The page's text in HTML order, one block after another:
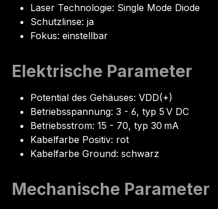
Laser Technologie: Single Mode Diode
Schutzlinse: ja
Fokus: einstellbar
Elektrische Parameter
Potential des Gehäuses: VDD(+)
Betriebsspannung: 3 - 6, typ 5 V DC
Betriebsstrom: 15 - 70, typ 30 mA
Kabelfarbe Positiv: rot
Kabelfarbe Ground: schwarz
Mechanische Parameter